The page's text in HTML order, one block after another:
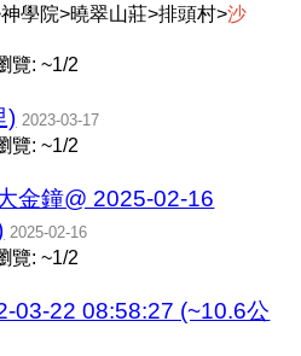
學院>曉翠山莊>排頭村>沙
覽: ~1/2
) 2023-03-17
覽: ~1/2
金鐘@ 2025-02-16
2025-02-16
覽: ~1/2
03-22 08:58:27 (~10.6公